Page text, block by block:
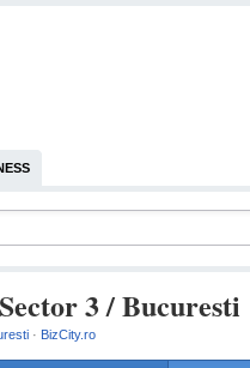
3 / Bucuresti
· BizCity.ro